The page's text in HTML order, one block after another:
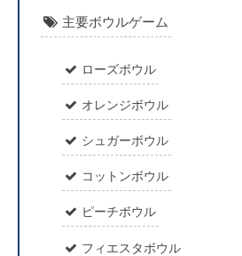
主要ボウルゲーム
ローズボウル
オレンジボウル
シュガーボウル
コットンボウル
ピーチボウル
フィエスタボウル